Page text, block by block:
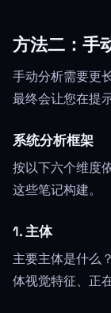
方法二：手
手动分析需要更
最终会让您在提
系统分析框架
按以下六个维度
这些笔记构建。
1. 主体
主要主体是什么
体视觉特征、正